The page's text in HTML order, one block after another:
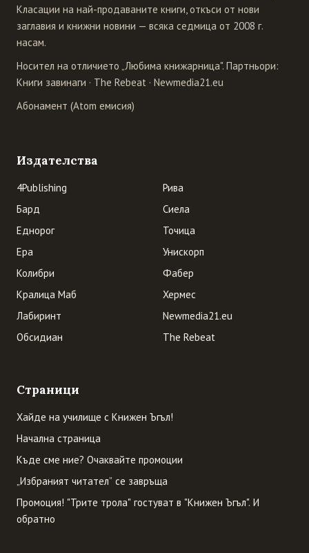
Класации на най-продаваните книги, откъси от нови
заглавия и книжни новини — всяка седмица от 2008 г.
насам.
Носител на отличието „Любима книжарница". Партньори:
Книги завинаги · The Rebeat · Newmedia21.eu
Абонамент (Atom емисия)
Издателства
4Publishing
Бард
Еднорог
Ера
Колибри
Кралица Маб
Лабиринт
Обсидиан
Рива
Сиела
Точица
Унискорп
Фабер
Хермес
Newmedia21.eu
The Rebeat
Страници
Хайде на училище с Книжен Ъгъл!
Начална страница
Къде сме ние? Очаквайте промоции
„Избраният читател” се завръща
Промоция! "Трите трола" гостуват в "Книжен Ъгъл". И
обратно